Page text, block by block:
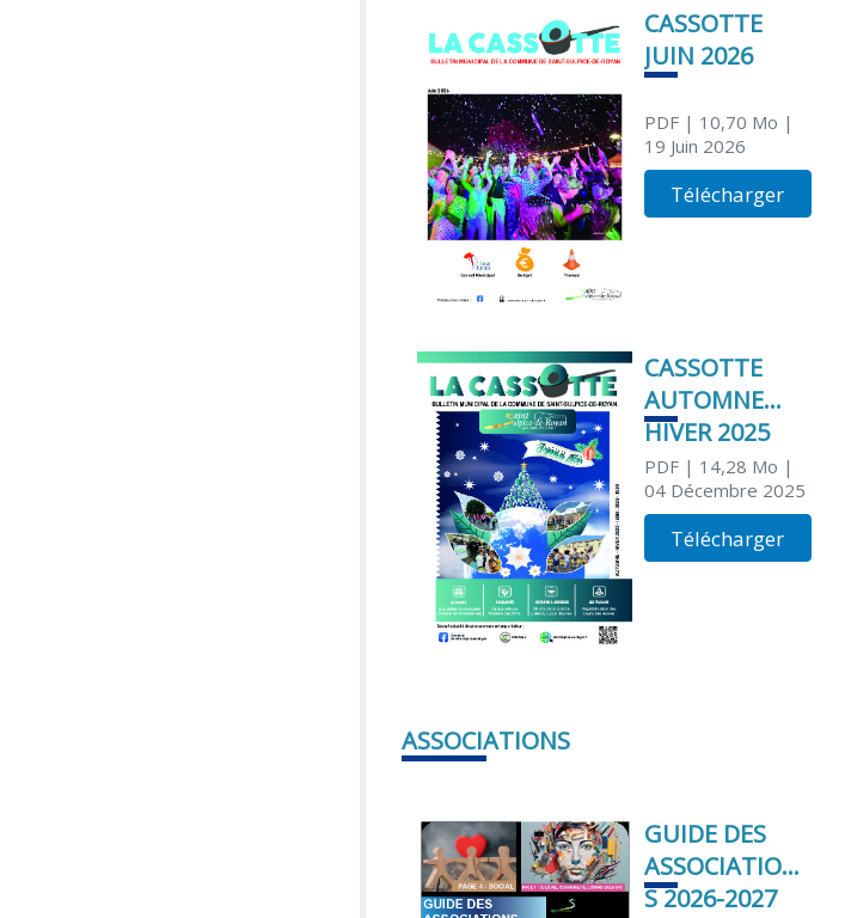
CASSOTTE
JUIN 2026
PDF| 10,70 Mo |
19 Juin 2026
Télécharger
CASSOTTE
AUTOMNE
HIVER 2025
PDF| 14,28 Mo |
04 Décembre 2025
Télécharger
ASSOCIATIONS
GUIDE DES
ASSOCIATION
S 2026-2027